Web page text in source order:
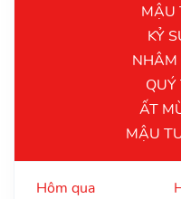
MẬU
KỶ
ẤT
MẬU
Hôm qua